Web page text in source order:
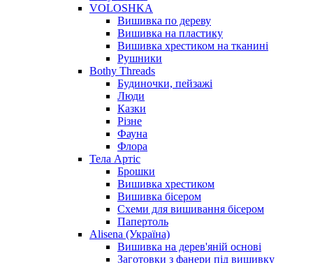
VOLOSHKA
Вишивка по дереву
Вишивка на пластику
Вишивка хрестиком на тканині
Рушники
Bothy Threads
Будиночки, пейзажі
Люди
Казки
Різне
Фауна
Флора
Тела Артіс
Брошки
Вишивка хрестиком
Вишивка бісером
Схеми для вишивання бісером
Папертоль
Alisena (Україна)
Вишивка на дерев'яній основі
Заготовки з фанери під вишивку